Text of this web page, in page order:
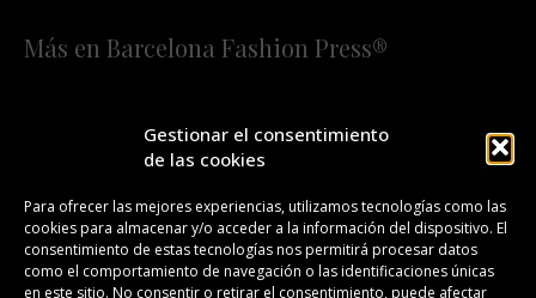
Gestionar el consentimiento
de las cookies
Para ofrecer las mejores experiencias, utilizamos tecnologías como las
cookies para almacenar y/o acceder a la información del dispositivo. El
consentimiento de estas tecnologías nos permitirá procesar datos
como el comportamiento de navegación o las identificaciones únicas
en este sitio. No consentir o retirar el consentimiento, puede afectar
Más en Barcelona Fashion Press®
¡SUSCRÍBETE A NUESTRA FASHION NEWS!
CONTACTO REDACCIÓN PUBLICIDAD
ISSN 2385-4839 DL B 27443-2014